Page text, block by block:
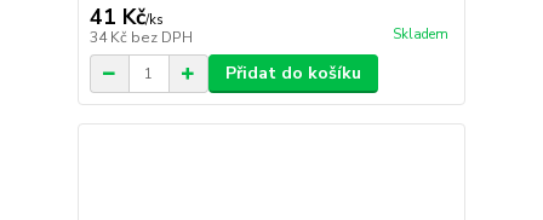
41 Kč/ks
34 Kč bez DPH Skladem
Přidat do košíku